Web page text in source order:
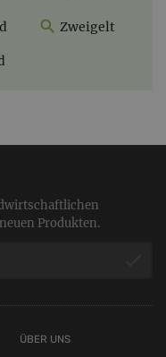
Zweigelt
Produkten.
ÜBER UNS